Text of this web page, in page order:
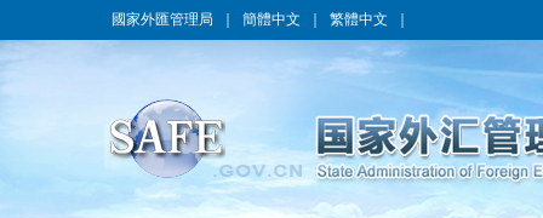
國家外匯管理局 簡體中文 繁體中文